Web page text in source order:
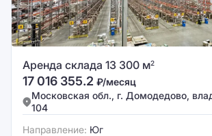
Аренда склада 13 300 м2
17 016 355.2 ₽/месяц
Московская обл., г. Домодедово,
104
Направление: Юг